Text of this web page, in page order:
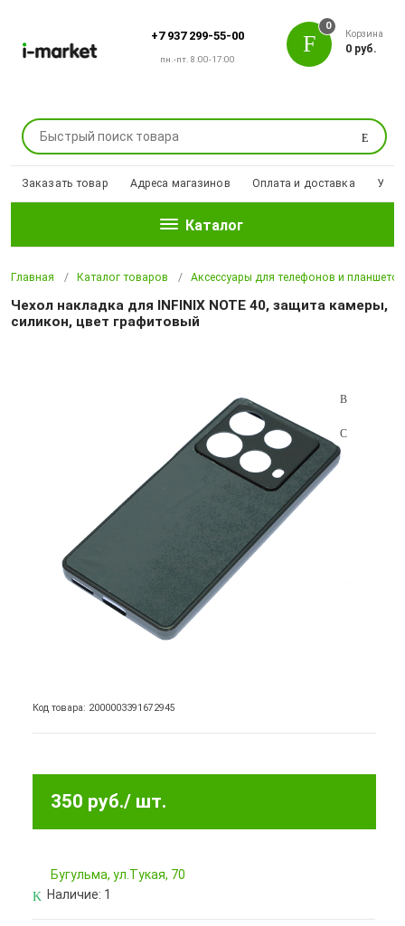
+7 937 299-55-00
пн.-пт. 8:00-17:00
Поиск
0
Корзина
0 руб.
Заказать товар Адреса магазинов Оплата и доставка
Каталог
Главная Каталог товаров Аксессуары для телефонов и планшетов
Чехол накладка для INFINIX NOTE 40, защита камеры,
силикон, цвет графитовый
Код товара: 2000003391672945
350 руб./ шт.
Бугульма, ул.Тукая, 70
Наличие: 1